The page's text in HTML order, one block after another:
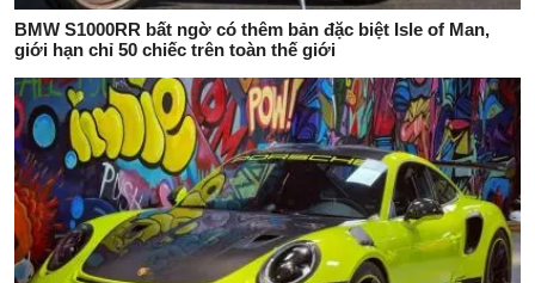
BMW S1000RR bất ngờ có thêm bản đặc biệt Isle of Man,
giới hạn chỉ 50 chiếc trên toàn thế giới